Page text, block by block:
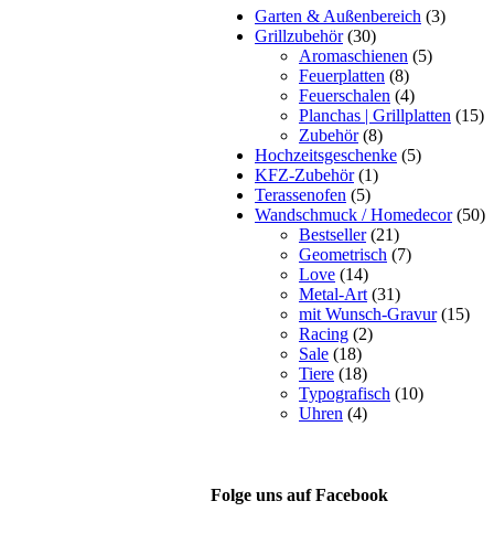
Garten & Außenbereich (3)
Grillzubehör (30)
Aromaschienen (5)
Feuerplatten (8)
Feuerschalen (4)
Planchas | Grillplatten (15)
Zubehör (8)
Hochzeitsgeschenke (5)
KFZ-Zubehör (1)
Terassenofen (5)
Wandschmuck / Homedecor (50)
Bestseller (21)
Geometrisch (7)
Love (14)
Metal-Art (31)
mit Wunsch-Gravur (15)
Racing (2)
Sale (18)
Tiere (18)
Typografisch (10)
Uhren (4)
Folge uns auf Facebook